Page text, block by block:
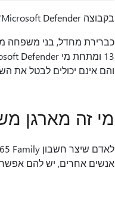
בקבוצה Microsoft Defender' הקבוצה 'משפחה' היא קבוצת האנשים שיעדת כמשפחה בחשבון Microsoft 365 Family שלך.
והם אינם יכולים לבטל את
מי זה מארגן
לאדם שיצר חשבון Microsoft 365 Family יש תפקיד של מארגן משפחתי. כאשר הם
אנשים אחרים, יש להם